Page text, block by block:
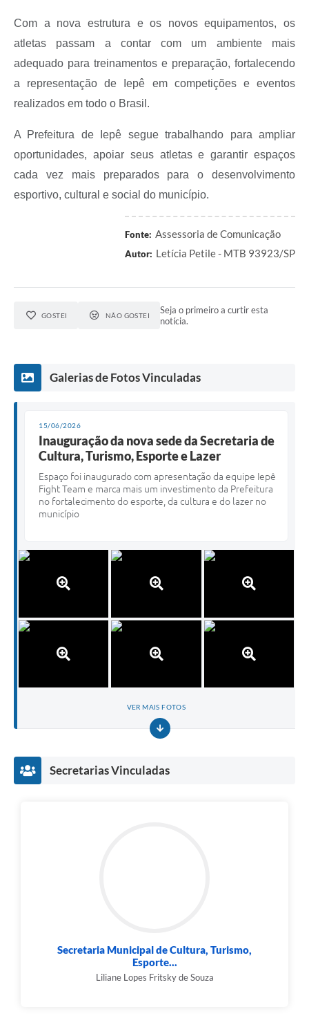
Com a nova estrutura e os novos equipamentos, os
atletas passam a contar com um ambiente mais
adequado para treinamentos e preparação, fortalecendo
a representação de Iepê em competições e eventos
realizados em todo o Brasil.
A Prefeitura de Iepê segue trabalhando para ampliar
oportunidades, apoiar seus atletas e garantir espaços
cada vez mais preparados para o desenvolvimento
esportivo, cultural e social do município.
Fonte: Assessoria de Comunicação
Autor: Letícia Petile - MTB 93923/SP
GOSTEI NÃO GOSTEI
Seja o primeiro a curtir esta
notícia.
Galerias de Fotos Vinculadas
15/06/2026
Inauguração da nova sede da Secretaria de
Cultura, Turismo, Esporte e Lazer
Espaço foi inaugurado com apresentação da equipe Iepê
Fight Team e marca mais um investimento da Prefeitura
no fortalecimento do esporte, da cultura e do lazer no
município
VER MAIS FOTOS
Secretarias Vinculadas
Secretaria Municipal de Cultura, Turismo,
Esporte...
Liliane Lopes Fritsky de Souza